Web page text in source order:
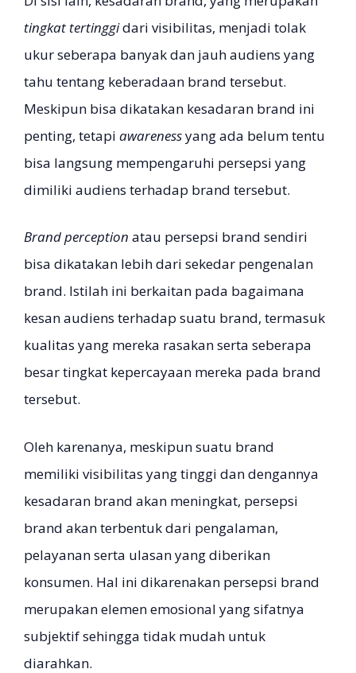
tingkat tertinggidari visibilitas, menjadi tolak
ukur seberapa banyak dan jauh audiens yang
tahu tentang keberadaan brand tersebut.
Meskipun bisa dikatakan kesadaran brand ini
penting, tetapi awarenessyang ada belum tentu
bisa langsung mempengaruhi persepsi yang
dimiliki audiens terhadap brand tersebut.
Brand perception atau persepsi brand sendiri
bisa dikatakan lebih dari sekedar pengenalan
brand. Istilah ini berkaitan pada bagaimana
kesan audiens terhadap suatu brand, termasuk
kualitas yang mereka rasakan serta seberapa
besar tingkat kepercayaan mereka pada brand
tersebut.
Oleh karenanya, meskipun suatu brand
memiliki visibilitas yang tinggi dan dengannya
kesadaran brand akan meningkat, persepsi
brand akan terbentuk dari pengalaman,
pelayanan serta ulasan yang diberikan
konsumen. Hal ini dikarenakan persepsi brand
merupakan elemen emosional yang sifatnya
subjektif sehingga tidak mudah untuk
diarahkan.